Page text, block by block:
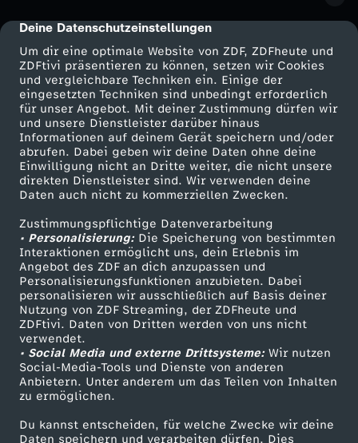
cmp-dialog-description
Deine Datenschutzeinstellungen
Um dir eine optimale Website von ZDF, ZDFheute und
ZDFtivi präsentieren zu können, setzen wir Cookies
und vergleichbare Techniken ein. Einige der
eingesetzten Techniken sind unbedingt erforderlich
für unser Angebot. Mit deiner Zustimmung dürfen wir
und unsere Dienstleister darüber hinaus
Informationen auf deinem Gerät speichern und/oder
abrufen. Dabei geben wir deine Daten ohne deine
Einwilligung nicht an Dritte weiter, die nicht unsere
direkten Dienstleister sind. Wir verwenden deine
Daten auch nicht zu kommerziellen Zwecken.
Zustimmungspflichtige Datenverarbeitung
• Personalisierung:Die Speicherung von bestimmten
Interaktionen ermöglicht uns, dein Erlebnis im
Angebot des ZDF an dich anzupassen und
Personalisierungsfunktionen anzubieten. Dabei
personalisieren wir ausschließlich auf Basis deiner
Nutzung von ZDF Streaming, der ZDFheute und
ZDFtivi. Daten von Dritten werden von uns nicht
verwendet.
• Social Media und externe Drittsysteme:Wir nutzen
Social-Media-Tools und Dienste von anderen
Anbietern. Unter anderem um das Teilen von Inhalten
zu ermöglichen.
Du kannst entscheiden, für welche Zwecke wir deine
Daten speichern und verarbeiten dürfen. Dies
s
R
a
m
p
e
n
l
i
c
h
Mehr ZDF
ZDF-Apps
Smart TV
ZDFtext
Livestreams
Sendungen A-Z
TV-Programm
Service
ZDFmitreden
Kontakt zum ZDF
Tickets
Zuschauerservice
Hilfe
ZDF Unternehmen
Karriere
ZDF goes Schule